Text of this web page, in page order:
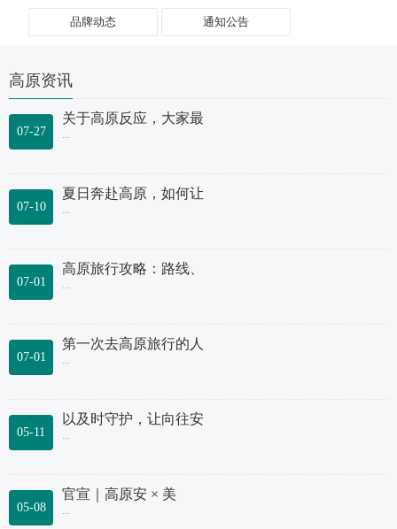
品牌动态 通知公告
高原资讯
07-27
关于高原反应，大家最
...
07-10
夏日奔赴高原，如何让
...
07-01
高原旅行攻略：路线、
...
07-01
第一次去高原旅行的人
...
05-11
以及时守护，让向往安
...
05-08
官宣｜高原安 × 美
...